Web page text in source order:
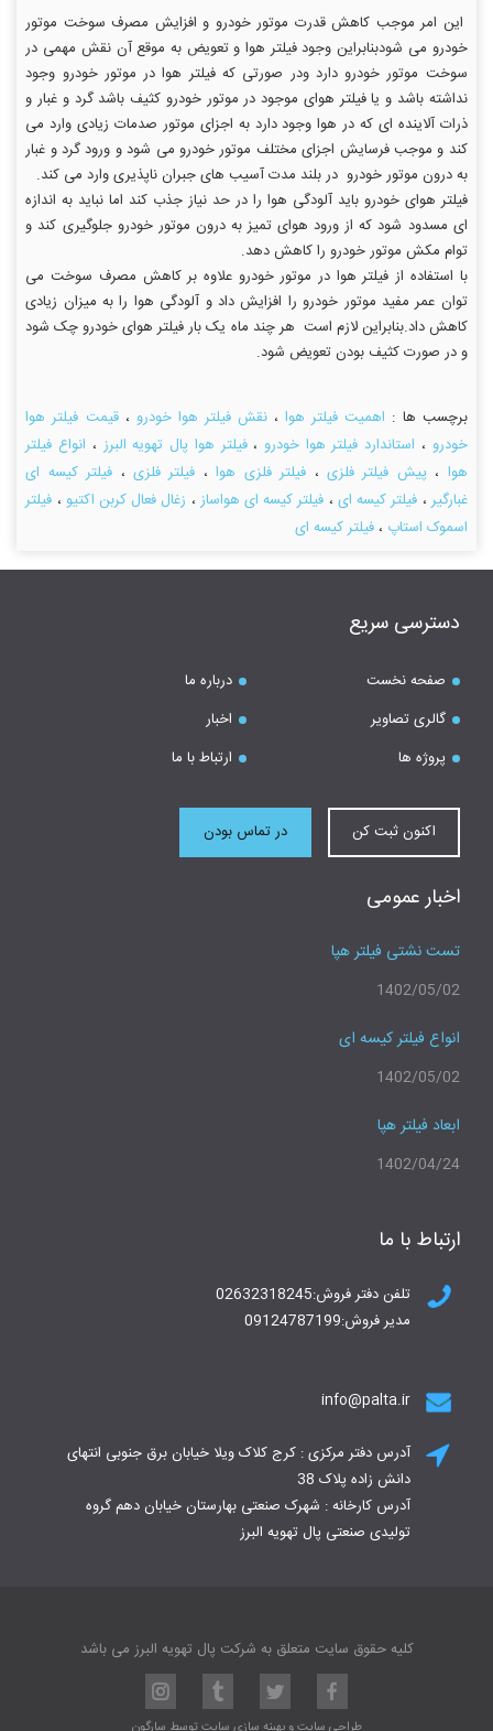
این امر موجب کاهش قدرت موتور خودرو و افزایش مصرف سوخت موتور
خودرو می شودبنابراین وجود فیلتر هوا و تعویض به موقع آن نقش مهمی در
سوخت موتور خودرو دارد ودر صورتی که فیلتر هوا در موتور خودرو وجود
نداشته باشد و یا فیلتر هوای موجود در موتور خودرو کثیف باشد گرد و غبار و
ذرات آلاینده ای که در هوا وجود دارد به اجزای موتور صدمات زیادی وارد می
کند و موجب فرسایش اجزای مختلف موتور خودرو می شود و ورود گرد و غبار
به درون موتور خودرو در بلند مدت آسیب های جبران ناپذیری وارد می کند.
فیلتر هوای خودرو باید آلودگی هوا را در حد نیاز جذب کند اما نباید به اندازه
ای مسدود شود که از ورود هوای تمیز به درون موتور خودرو جلوگیری کند و
توام مکش موتور خودرو را کاهش دهد.
با استفاده از فیلتر هوا در موتور خودرو علاوه بر کاهش مصرف سوخت می
توان عمر مفید موتور خودرو را افزایش داد و آلودگی هوا را به میزان زیادی
کاهش داد.بنابراین لازم است هر چند ماه یک بار فیلتر هوای خودرو چک شود
و در صورت کثیف بودن تعویض شود.
برچسب ها : اهمیت فیلتر هوا، نقش فیلتر هوا خودرو ،قیمت فیلتر هوا
خودرو ، استاندارد فیلتر هوا خودرو ،فیلتر هوا پال تهویه البرز ، انواع فیلتر
هوا ، پیش فیلتر فلزی ، فیلتر فلزی هوا، فیلتر فلزی، فیلتر کیسه ای
غبارگیر ، فیلتر کیسه ای ، فیلتر کیسه ای هواساز ، زغال فعال کربن اکتیو ، فیلتر
اسموک استاپ ،فیلتر کیسه ای
دسترسی سریع
صفحه نخست
درباره ما
گالری تصاویر
اخبار
پروژه ها
ارتباط با ما
اکنون ثبت کن در تماس بودن
اخبار عمومی
تست نشتی فیلتر هپا
1402/05/02
انواع فیلتر کیسه ای
1402/05/02
ابعاد فیلتر هپا
1402/04/24
ارتباط با ما
تلفن دفتر فروش:02632318245
مدیر فروش:09124787199
info@palta.ir
آدرس دفتر مرکزی : کرج کلاک ویلا خیابان برق جنوبی انتهای
دانش زاده پلاک 38
آدرس کارخانه : شهرک صنعتی بهارستان خیابان دهم گروه
تولیدی صنعتی پال تهویه البرز
کلیه حقوق سایت متعلق به شرکت پال تهویه البرز می باشد